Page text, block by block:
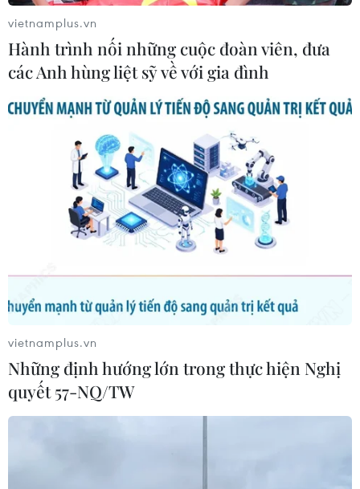
Venezuela, đồng thời khẳng định Madrid không ủng hộ
bất kỳ cuộc đảo chính quân sự nào tại Venezela.
Colombia kêu gọi quân đội Venezuela
chống lại Tổng thống Maduro
30/04/2019 13:43
Ngày 30/4, Tổng thống Colombia Ivan Duque đã kêu
vietnamplus.vn
Hành trình nối những cuộc đoàn viên, đưa
các Anh hùng liệt sỹ về với gia đình
vietnamplus.vn
Những định hướng lớn trong thực hiện Nghị
quyết 57-NQ/TW